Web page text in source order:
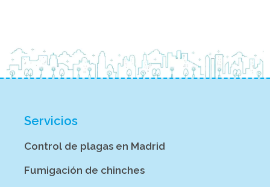
Servicios
Control de plagas en Madrid
Fumigación de chinches